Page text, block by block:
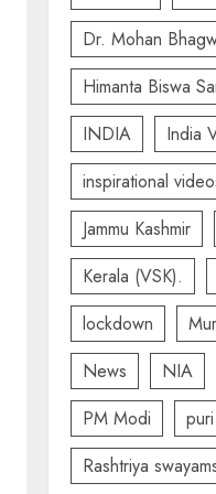
Dr. Mohan
Himanta Biswa
INDIA
India
inspirational
Jammu Kashmir
Kerala (VSK).
lockdown
News
NIA
PM Modi
puri
Rashtriya